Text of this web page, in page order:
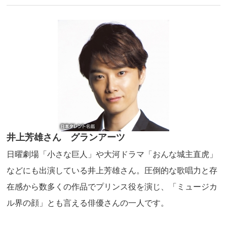
井上芳雄さん グランアーツ
日曜劇場「小さな巨人」や大河ドラマ「おんな城主直虎」
などにも出演している井上芳雄さん。圧倒的な歌唱力と存
在感から数多くの作品でプリンス役を演じ、「ミュージカ
ル界の顔」とも言える俳優さんの一人です。